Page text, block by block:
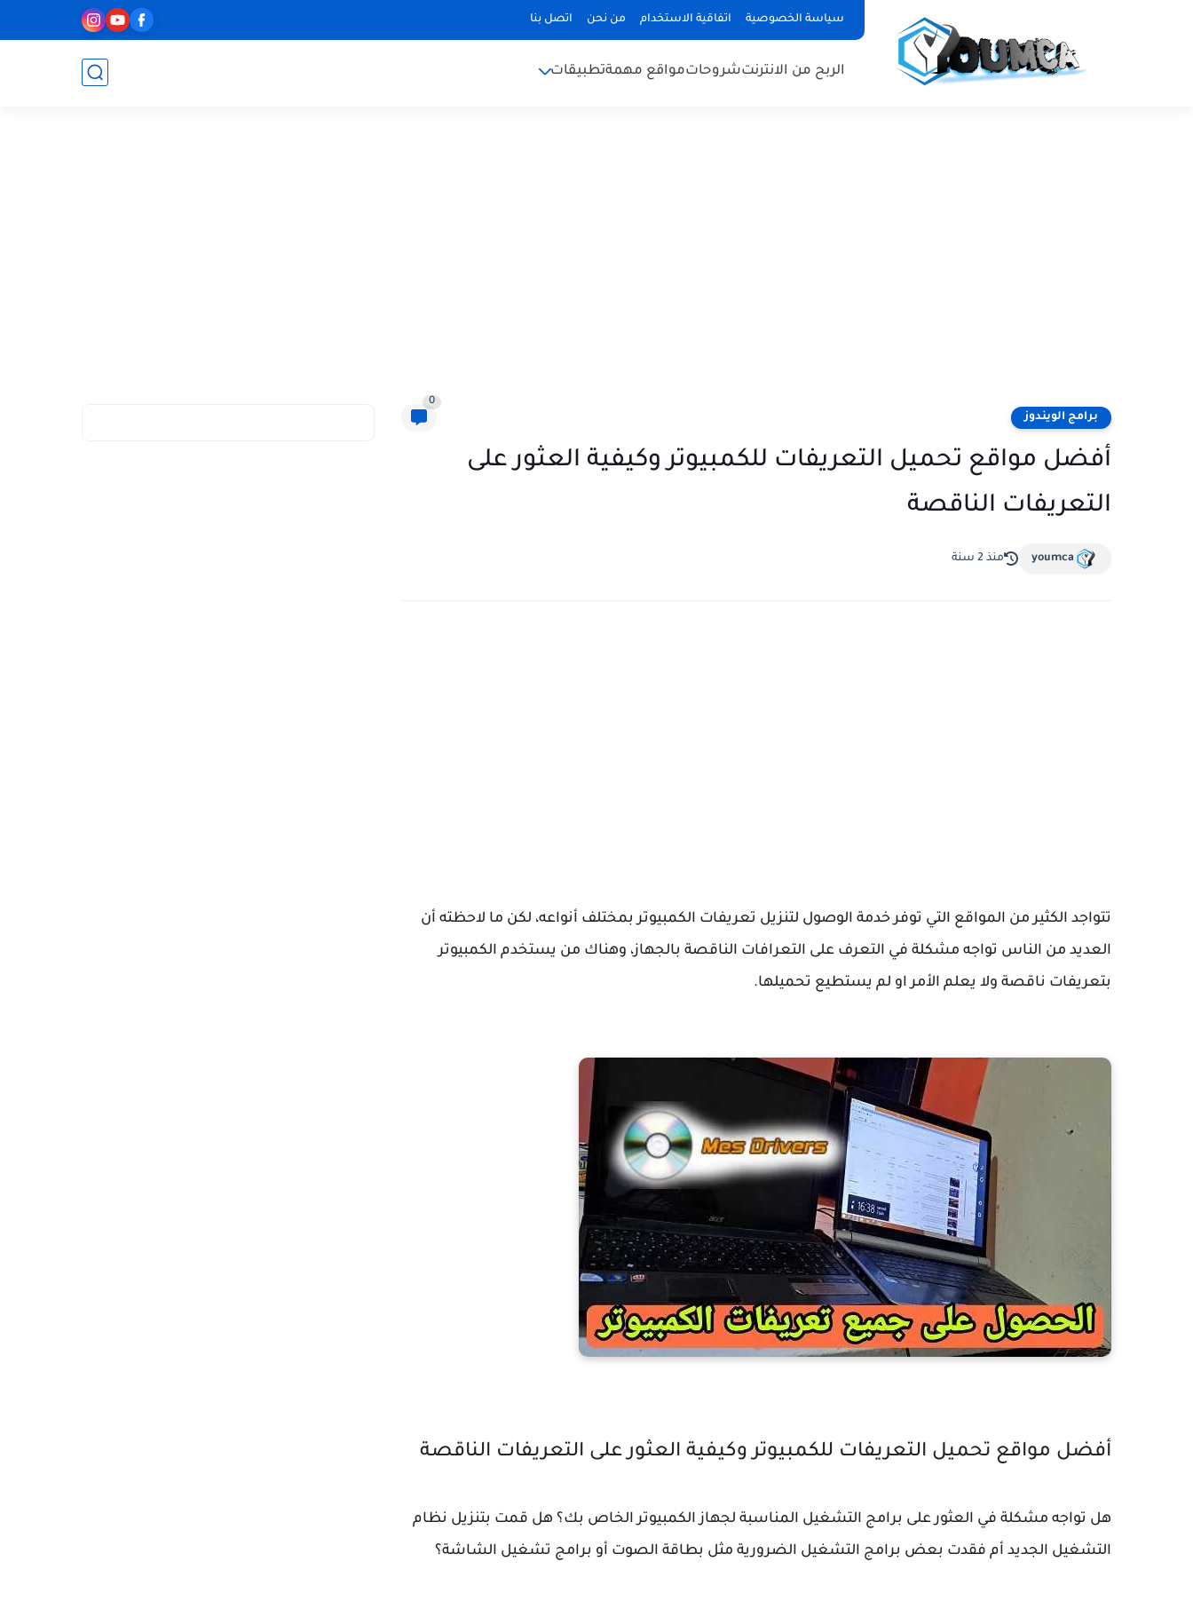
سياسة الخصوصية اتفاقية الاستخدام من نحن اتصل بنا
الربح من الانترنتشروحاتمواقع مهمةتطبيقات
برامج الويندوز
0
أفضل مواقع تحميل التعريفات للكمبيوتر وكيفية العثور على
التعريفات الناقصة
youmca منذ 2 سنة
تتواجد الكثير من المواقع التي توفر خدمة الوصول لتنزيل تعريفات الكمبيوتر بمختلف أنواعه، لكن ما لاحظته أن
العديد من الناس تواجه مشكلة في التعرف على التعرافات الناقصة بالجهاز، وهناك من يستخدم الكمبيوتر
بتعريفات ناقصة ولا يعلم الأمر او لم يستطيع تحميلها.
أفضل مواقع تحميل التعريفات للكمبيوتر وكيفية العثور على التعريفات الناقصة
هل تواجه مشكلة في العثور على برامج التشغيل المناسبة لجهاز الكمبيوتر الخاص بك؟ هل قمت بتنزيل نظام
التشغيل الجديد أم فقدت بعض برامج التشغيل الضرورية مثل بطاقة الصوت أو برامج تشغيل الشاشة؟